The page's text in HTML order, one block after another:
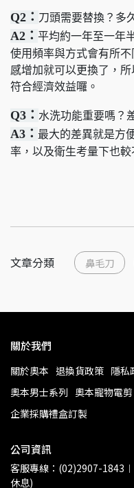
Q2： 刀頭需要替換？多
A2： 平均約一年至一年
使用頻率與方式會有所
感增加就可以更換了，
符合經濟效益囉。
Q3： 水洗功能重要嗎？
A3： 最大的差異就是方
率，以及衛生考量下也
文章分類 鼻毛刀
關於我們
關於奧本 退換貨政策 隱私
奧本男士系列 奧本寵物電剪
企業採購禮盒訂製
公司資訊
客服專線：(02)2907-
休息)